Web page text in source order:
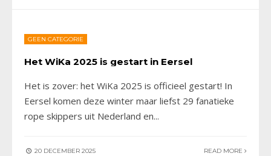
GEEN CATEGORIE
Het WiKa 2025 is gestart in Eersel
Het is zover: het WiKa 2025 is officieel gestart! In
Eersel komen deze winter maar liefst 29 fanatieke
rope skippers uit Nederland en...
20 DECEMBER 2025 READ MORE